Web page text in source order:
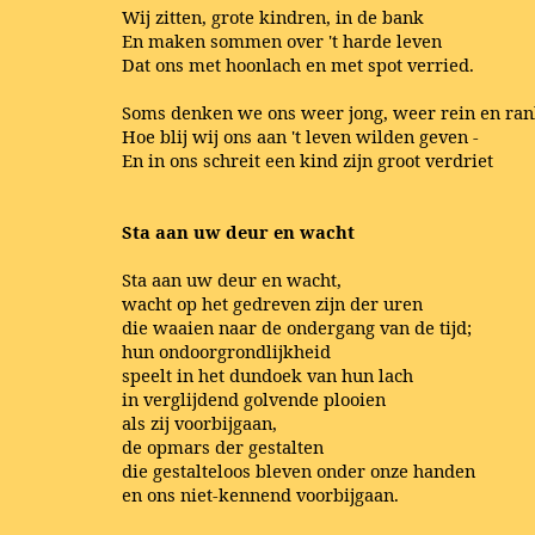
Wij zitten, grote kindren, in de bank
En maken sommen over 't harde leven
Dat ons met hoonlach en met spot verried.
Soms denken we ons weer jong, weer rein en
Hoe blij wij ons aan 't leven wilden geven -
En in ons schreit een kind zijn groot verdriet
Sta aan uw deur en wacht
Sta aan uw deur en wacht,
wacht op het gedreven zijn der uren
die waaien naar de ondergang van de tijd;
hun ondoorgrondlijkheid
speelt in het dundoek van hun lach
in verglijdend golvende plooien
als zij voorbijgaan,
de opmars der gestalten
die gestalteloos bleven onder onze handen
en ons niet-kennend voorbijgaan.